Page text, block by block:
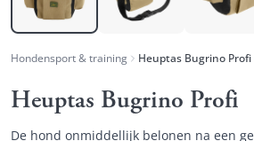
Hondensport & training Heuptas Bugrino Profi
Heuptas Bugrino Profi
De hond onmiddellijk belonen na een